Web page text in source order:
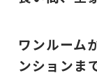
ワンルーム
ンションま